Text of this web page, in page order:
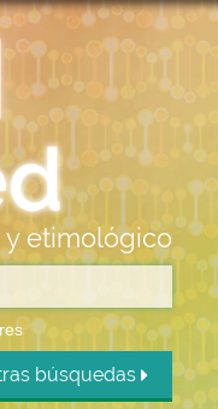
etimológico
búsquedas